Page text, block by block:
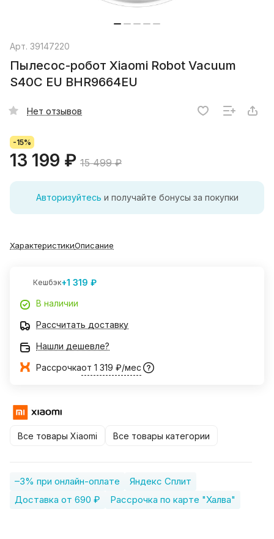
Арт. 39147220
Пылесос-робот Xiaomi Robot Vacuum
S40C EU BHR9664EU
Нет отзывов
-15%
13 199 ₽ 15 499 ₽
Авторизуйтесь и получайте бонусы за покупки
ХарактеристикиОписание
Кешбэк+1 319 ₽
В наличии
Рассчитать доставку
Нашли дешевле?
Рассрочкаот 1 319 ₽/мес
Все товары Xiaomi Все товары категории
–3% при онлайн-оплате
Яндекс Сплит
Доставка от 690 ₽
Рассрочка по карте "Халва"